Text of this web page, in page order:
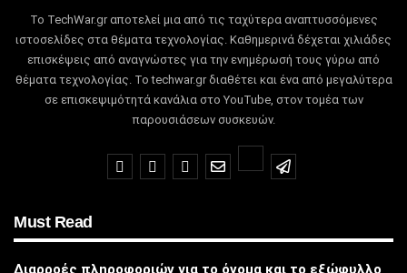
Το TechWar.gr αποτελεί μια από τις ταχύτερα αναπτυσσόμενες
ιστοσελίδες στα θέματα τεχνολογίας. Καθημερινά δέχεται χιλιάδες
επισκέψεις από αναγνώστες για την ενημέρωσή τους γύρω από
θέματα τεχνολογίας. Το techwar.gr διαθέτει και ένα από μεγαλύτερα
σε επισκεψιμότητά κανάλια στο YouTube, στον τομέα των
παρουσιάσεων συσκευών.
Must Read
Διαρροές πληροφοριών για το όνομα και το εξώφυλλο